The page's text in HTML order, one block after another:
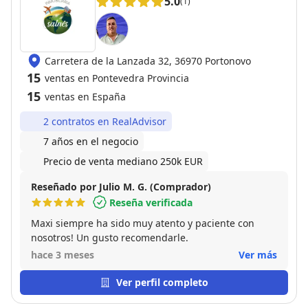
Carretera de la Lanzada 32, 36970 Portonovo
15 ventas en Pontevedra Provincia
15 ventas en España
2 contratos en RealAdvisor
7 años en el negocio
Precio de venta mediano 250k EUR
Reseñado por Julio M. G. (Comprador)
Reseña verificada
Maxi siempre ha sido muy atento y paciente con
nosotros! Un gusto recomendarle.
hace 3 meses
Ver más
Ver perfil completo